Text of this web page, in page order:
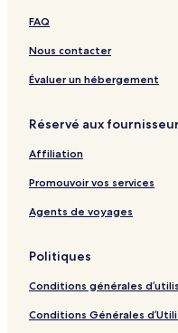
n
r
A
n
g
h
i
n
a
r
u
a
n
&
S
e
v
e
p
a
r
t
n
s
b
y
I
G
a
m
o
t
e
&
n
e
n
t
i
a
t
a
a
m
FAQ
Nous contacter
Évaluer un hébergement
Réservé aux
Affiliation
Promouvoir vos services
Agents de voyages
Politiques
Conditions générales
Conditions Générales